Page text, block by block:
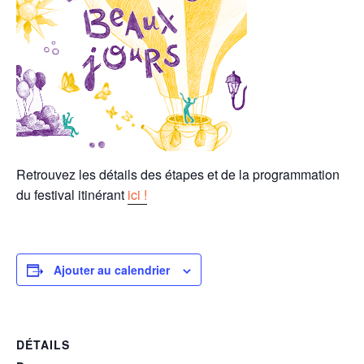
Retrouvez les détails des étapes et de la programmation
du festival itinérant ici !
Ajouter au calendrier
DÉTAILS